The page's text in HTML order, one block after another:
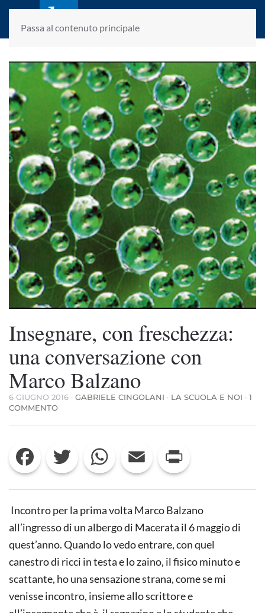
Passa al contenuto principale
laletteraturaenoi.it
fondato da Romano Luperini
Insegnare, con freschezza:
una conversazione con
Marco Balzano
6 GIUGNO 2016 · GABRIELE CINGOLANI · LA SCUOLA E NOI · 1
COMMENTOSU
CON
UNA
CONVERSAZIONE
CON
BALZANO
Facebook Twitter WhatsApp Email
Incontro per la prima volta Marco Balzano
all’ingresso di un albergo di Macerata il 6 maggio di
quest’anno. Quando lo vedo entrare, con quel
canestro di ricci in testa e lo zaino, il fisico minuto e
scattante, ho una sensazione strana, come se mi
venisse incontro, insieme allo scrittore e